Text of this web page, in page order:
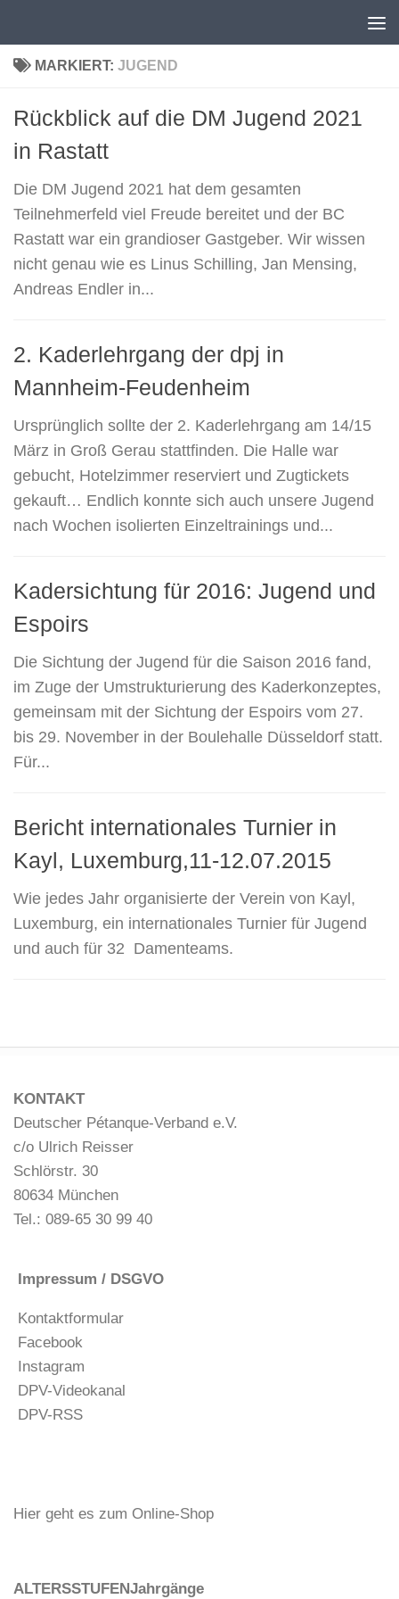
MARKIERT: JUGEND
Rückblick auf die DM Jugend 2021
in Rastatt
Die DM Jugend 2021 hat dem gesamten
Teilnehmerfeld viel Freude bereitet und der BC
Rastatt war ein grandioser Gastgeber. Wir wissen
nicht genau wie es Linus Schilling, Jan Mensing,
Andreas Endler in...
2. Kaderlehrgang der dpj in
Mannheim-Feudenheim
Ursprünglich sollte der 2. Kaderlehrgang am 14/15
März in Groß Gerau stattfinden. Die Halle war
gebucht, Hotelzimmer reserviert und Zugtickets
gekauft… Endlich konnte sich auch unsere Jugend
nach Wochen isolierten Einzeltrainings und...
Kadersichtung für 2016: Jugend und
Espoirs
Die Sichtung der Jugend für die Saison 2016 fand,
im Zuge der Umstrukturierung des Kaderkonzeptes,
gemeinsam mit der Sichtung der Espoirs vom 27.
bis 29. November in der Boulehalle Düsseldorf statt.
Für...
Bericht internationales Turnier in
Kayl, Luxemburg,11-12.07.2015
Wie jedes Jahr organisierte der Verein von Kayl,
Luxemburg, ein internationales Turnier für Jugend
und auch für 32 Damenteams.
KONTAKT
Deutscher Pétanque-Verband e.V.
c/o Ulrich Reisser
Schlörstr. 30
80634 München
Tel.: 089-65 30 99 40
Impressum / DSGVO
Kontaktformular
Facebook
Instagram
DPV-Videokanal
DPV-RSS
Hier geht es zum Online-Shop
ALTERSSTUFENJahrgänge